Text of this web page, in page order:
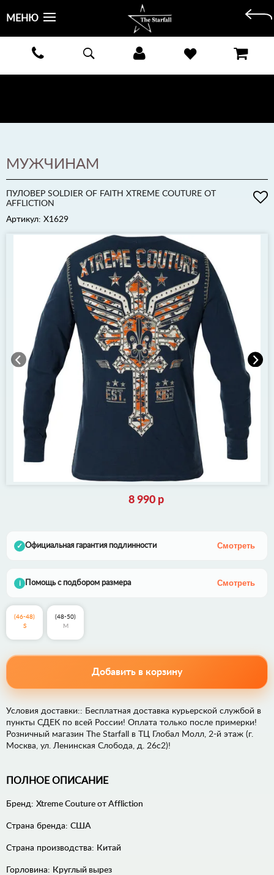
БЕСПЛАТНАЯ ДОСТАВКА КУРЬЕРОМ ИЛИ ПОЧТОЙ ПО ВСЕЙ РОССИИ! ОПЛАТА ПРИ ПОЛУЧЕНИИ
ПОДРОБНЕЕ >
МЕНЮ
МУЖЧИНАМ
ПУЛОВЕР SOLDIER OF FAITH XTREME COUTURE ОТ
AFFLICTION
Артикул: X1629
8 990 р
✓ Официальная гарантия подлинности Смотреть
i Помощь с подбором размера Смотреть
S
(46-48)
M
(48-50)
Добавить в корзину
Условия доставки:: Бесплатная доставка курьерской службой в
пункты СДЕК по всей России! Оплата только после примерки!
Розничный магазин The Starfall в ТЦ Глобал Молл, 2-й этаж (г.
Москва, ул. Ленинская Слобода, д. 26с2)!
ПОЛНОЕ ОПИСАНИЕ
Бренд: Xtreme Couture от Affliction
Страна бренда: США
Страна производства: Китай
Горловина: Круглый вырез